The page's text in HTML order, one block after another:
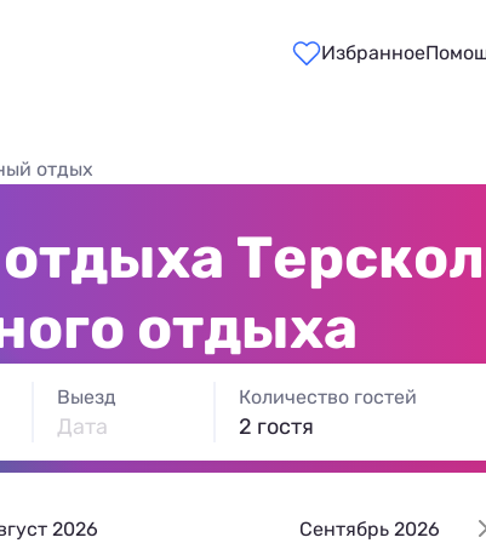
Избранное
отдых
отдыха
Выезд
Дата
2026 Сентябрь 2026
Количество гостей
2 гостя